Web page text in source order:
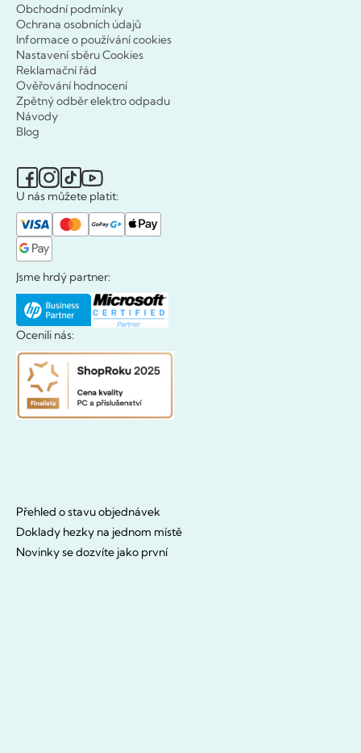
Obchodní podmínky
Ochrana osobních údajů
Informace o používání cookies
Nastavení sběru Cookies
Reklamační řád
Ověřování hodnocení
Zpětný odběr elektro odpadu
Návody
Blog
U nás můžete platit:
Jsme hrdý partner:
Ocenili nás:
Přehled o stavu objednávek
Doklady hezky na jednom místě
Novinky se dozvíte jako první